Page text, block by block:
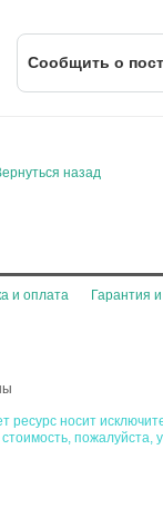
Cообщить о
назад
и оплата Гарантия
ресурс носит
пожалуйста,